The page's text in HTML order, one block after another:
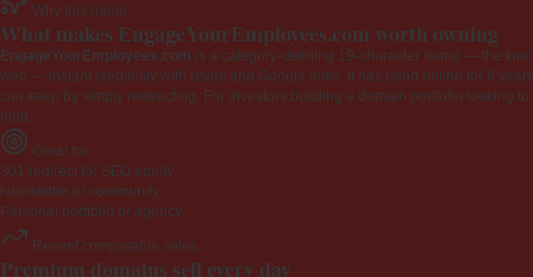
Why this name
What makes EngageYourEmployees.com worth owning
EngageYourEmployees.com is a category-defining 19-character name — the
web — instant credibility with users and Google alike. It has been online for 6
can keep by simply redirecting. For investors building a domain portfolio looking
loud.
Great for
301 redirect for SEO equity
Newsletter or community
Personal portfolio or agency
Recent comparable sales
Premium domains sell every day